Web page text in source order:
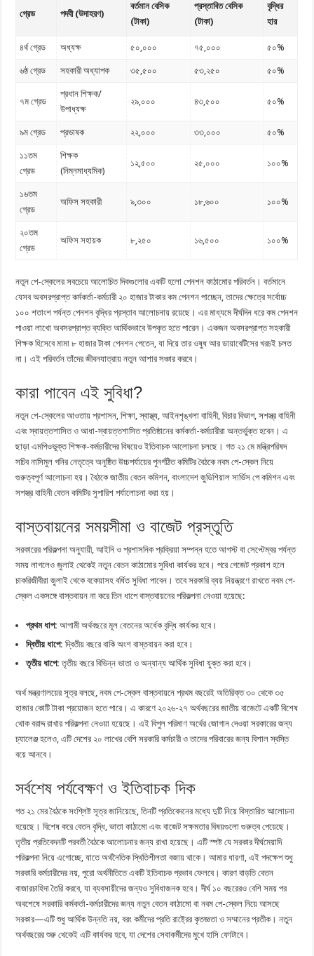
গ্রেড পদবী (উদাহরণ)
বর্তমান বেসিক
(টাকা)
প্রস্তাবিত বেসিক
(টাকা)
বৃদ্ধির
হার
৪র্থ গ্রেড অধ্যক্ষ ৫০,০০০ ৭৫,০০০ ৫০%
৬ষ্ঠ গ্রেড সহকারী অধ্যাপক ৩৫,৫০০ ৫৩,২৫০ ৫০%
৭ম গ্রেড
প্রধান শিক্ষক/
উপাধ্যক্ষ
২৯,০০০ ৪৩,৫০০ ৫০%
৯ম গ্রেড প্রভাষক ২২,০০০ ৩৩,০০০ ৫০%
১১তম
গ্রেড
শিক্ষক
(নিম্নমাধ্যমিক)
১২,৫০০ ২৫,০০০ ১০০%
১৬তম
গ্রেড
অফিস সহকারী ৯,৩০০ ১৮,৬০০ ১০০%
২০তম
গ্রেড
অফিস সহায়ক ৮,২৫০ ১৬,৫০০ ১০০%
নতুন পে-স্কেলের সবচেয়ে আলোচিত দিকগুলোর একটি হলো পেনশন কাঠামোর পরিবর্তন। বর্তমানে
যেসব অবসরপ্রাপ্ত কর্মকর্তা-কর্মচারী ২০ হাজার টাকার কম পেনশন পাচ্ছেন, তাদের ক্ষেত্রে সর্বোচ্চ
১০০ শতাংশ পর্যন্ত পেনশন বৃদ্ধির প্রস্তাব আলোচনায় রয়েছে। এর মাধ্যমে দীর্ঘদিন ধরে কম পেনশন
পাওয়া লাখো অবসরপ্রাপ্ত ব্যক্তি আর্থিকভাবে উপকৃত হতে পারেন। একজন অবসরপ্রাপ্ত সহকারী
শিক্ষক হিসেবে মামা ৮ হাজার টাকা পেনশন পেতেন, যা দিয়ে তার ওষুধ আর ডায়াবেটিসের খরচই চলত
না। এই পরিবর্তন তাঁদের জীবনযাত্রায় নতুন আশার সঞ্চার করবে।
কারা পাবেন এই সুবিধা?
নতুন পে-স্কেলের আওতায় প্রশাসন, শিক্ষা, স্বাস্থ্য, আইনশৃঙ্খলা বাহিনী, বিচার বিভাগ, সশস্ত্র বাহিনী
এবং স্বায়ত্তশাসিত ও আধা-স্বায়ত্তশাসিত প্রতিষ্ঠানের কর্মকর্তা-কর্মচারীরা অন্তর্ভুক্ত হবেন। এ
ছাড়া এমপিওভুক্ত শিক্ষক-কর্মচারীদের বিষয়েও ইতিবাচক আলোচনা চলছে। গত ২১ মে মন্ত্রিপরিষদ
সচিব নাসিমুল গনির নেতৃত্বে অনুষ্ঠিত উচ্চপর্যায়ের পুনর্গঠিত কমিটির বৈঠকে নবম পে-স্কেল নিয়ে
গুরুত্বপূর্ণ আলোচনা হয়। বৈঠকে জাতীয় বেতন কমিশন, বাংলাদেশ জুডিশিয়াল সার্ভিস পে কমিশন এবং
সশস্ত্র বাহিনী বেতন কমিটির সুপারিশ পর্যালোচনা করা হয়।
বাস্তবায়নের সময়সীমা ও বাজেট প্রস্তুতি
সরকারের পরিকল্পনা অনুযায়ী, আইনি ও প্রশাসনিক প্রক্রিয়া সম্পন্ন হতে আগস্ট বা সেপ্টেম্বর পর্যন্ত
সময় লাগলেও জুলাই থেকেই নতুন বেতন কাঠামোর সুবিধা কার্যকর হবে। পরে গেজেট প্রকাশ হলে
চাকরিজীবীরা জুলাই থেকে বকেয়াসহ বর্ধিত সুবিধা পাবেন। তবে সরকারি ব্যয় নিয়ন্ত্রণে রাখতে নবম পে-
স্কেল একসঙ্গে বাস্তবায়ন না করে তিন ধাপে বাস্তবায়নের পরিকল্পনা নেওয়া হয়েছে:
প্রথম ধাপ: আগামী অর্থবছরে মূল বেতনের অর্ধেক বৃদ্ধি কার্যকর হবে।
দ্বিতীয় ধাপে: দ্বিতীয় বছরে বাকি অংশ বাস্তবায়ন করা হবে।
তৃতীয় ধাপে: তৃতীয় বছরে বিভিন্ন ভাতা ও অন্যান্য আর্থিক সুবিধা যুক্ত করা হবে।
অর্থ মন্ত্রণালয়ের সূত্র বলছে, নবম পে-স্কেল বাস্তবায়নে প্রথম বছরেই অতিরিক্ত ৩০ থেকে ৩৫
হাজার কোটি টাকা প্রয়োজন হতে পারে। এ কারণে ২০২৬-২৭ অর্থবছরের জাতীয় বাজেটে একটি বিশেষ
থোক বরাদ্দ রাখার পরিকল্পনা নেওয়া হয়েছে। এই বিপুল পরিমাণ অর্থের জোগান দেওয়া সরকারের জন্য
চ্যালেঞ্জ হলেও, এটি দেশের ২০ লাখের বেশি সরকারি কর্মচারী ও তাদের পরিবারের জন্য বিশাল স্বস্তি
বয়ে আনবে।
সর্বশেষ পর্যবেক্ষণ ও ইতিবাচক দিক
গত ২১ মের বৈঠকে সংশ্লিষ্ট সূত্র জানিয়েছে, তিনটি প্রতিবেদনের মধ্যে দুটি নিয়ে বিস্তারিত আলোচনা
হয়েছে। বিশেষ করে বেতন বৃদ্ধি, ভাতা কাঠামো এবং বাজেট সক্ষমতার বিষয়গুলো গুরুত্ব পেয়েছে।
তৃতীয় প্রতিবেদনটি পরবর্তী বৈঠকে আলোচনার জন্য রাখা হয়েছে। এটি স্পষ্ট যে সরকার দীর্ঘমেয়াদি
পরিকল্পনা নিয়ে এগোচ্ছে, যাতে অর্থনৈতিক স্থিতিশীলতা বজায় থাকে। আমার ধারণা, এই পদক্ষেপ শুধু
সরকারি কর্মচারীদের নয়, পুরো অর্থনীতিতে একটি ইতিবাচক প্রভাব ফেলবে। কারণ বাড়তি বেতন
বাজারচাহিদা তৈরি করবে, যা ব্যবসায়ীদের জন্যও সুবিধাজনক হবে। দীর্ঘ ১০ বছরেরও বেশি সময় পর
অবশেষে সরকারি কর্মকর্তা-কর্মচারীদের জন্য নতুন বেতন কাঠামো বা নবম পে-স্কেল নিয়ে আসছে
সরকার—এটি শুধু আর্থিক উন্নতি নয়, বরং কর্মীদের প্রতি রাষ্ট্রের কৃতজ্ঞতা ও সম্মানের প্রতীক। নতুন
অর্থবছরের শুরু থেকেই এটি কার্যকর হবে, যা দেশের সেবাকর্মীদের মুখে হাসি ফোটাবে।